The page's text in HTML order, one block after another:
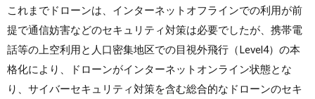
これまでドローンは、インターネットオフラインでの利用が前
提で通信妨害などのセキュリティ対策は必要でしたが、携帯電
話等の上空利用と人口密集地区での目視外飛行（Level4）の本
格化により、ドローンがインターネットオンライン状態とな
り、サイバーセキュリティ対策を含む総合的なドローンのセキ